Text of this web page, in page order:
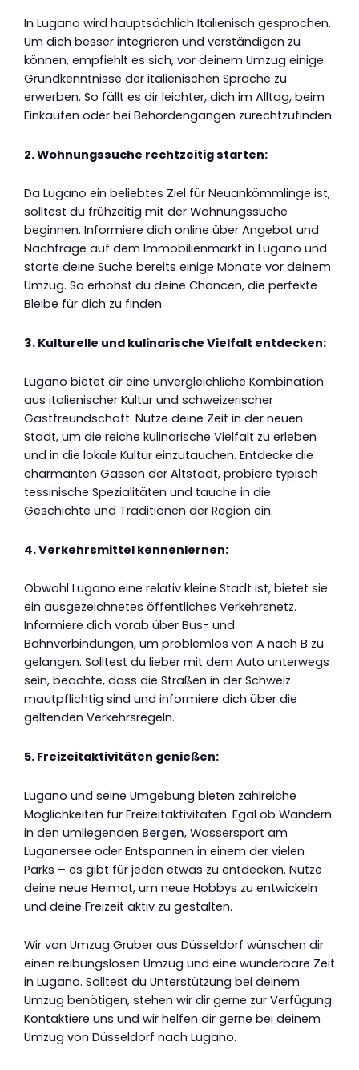
In Lugano wird hauptsächlich Italienisch gesprochen.
Um dich besser integrieren und verständigen zu
können, empfiehlt es sich, vor deinem Umzug einige
Grundkenntnisse der italienischen Sprache zu
erwerben. So fällt es dir leichter, dich im Alltag, beim
Einkaufen oder bei Behördengängen zurechtzufinden.
2. Wohnungssuche rechtzeitig starten:
Da Lugano ein beliebtes Ziel für Neuankömmlinge ist,
solltest du frühzeitig mit der Wohnungssuche
beginnen. Informiere dich online über Angebot und
Nachfrage auf dem Immobilienmarkt in Lugano und
starte deine Suche bereits einige Monate vor deinem
Umzug. So erhöhst du deine Chancen, die perfekte
Bleibe für dich zu finden.
3. Kulturelle und kulinarische Vielfalt entdecken:
Lugano bietet dir eine unvergleichliche Kombination
aus italienischer Kultur und schweizerischer
Gastfreundschaft. Nutze deine Zeit in der neuen
Stadt, um die reiche kulinarische Vielfalt zu erleben
und in die lokale Kultur einzutauchen. Entdecke die
charmanten Gassen der Altstadt, probiere typisch
tessinische Spezialitäten und tauche in die
Geschichte und Traditionen der Region ein.
4. Verkehrsmittel kennenlernen:
Obwohl Lugano eine relativ kleine Stadt ist, bietet sie
ein ausgezeichnetes öffentliches Verkehrsnetz.
Informiere dich vorab über Bus- und
Bahnverbindungen, um problemlos von A nach B zu
gelangen. Solltest du lieber mit dem Auto unterwegs
sein, beachte, dass die Straßen in der Schweiz
mautpflichtig sind und informiere dich über die
geltenden Verkehrsregeln.
5. Freizeitaktivitäten genießen:
Lugano und seine Umgebung bieten zahlreiche
Möglichkeiten für Freizeitaktivitäten. Egal ob Wandern
in den umliegenden Bergen, Wassersport am
Luganersee oder Entspannen in einem der vielen
Parks – es gibt für jeden etwas zu entdecken. Nutze
deine neue Heimat, um neue Hobbys zu entwickeln
und deine Freizeit aktiv zu gestalten.
Wir von Umzug Gruber aus Düsseldorf wünschen dir
einen reibungslosen Umzug und eine wunderbare Zeit
in Lugano. Solltest du Unterstützung bei deinem
Umzug benötigen, stehen wir dir gerne zur Verfügung.
Kontaktiere uns und wir helfen dir gerne bei deinem
Umzug von Düsseldorf nach Lugano.